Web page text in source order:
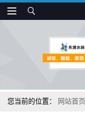
您当前的位置： 网站首页